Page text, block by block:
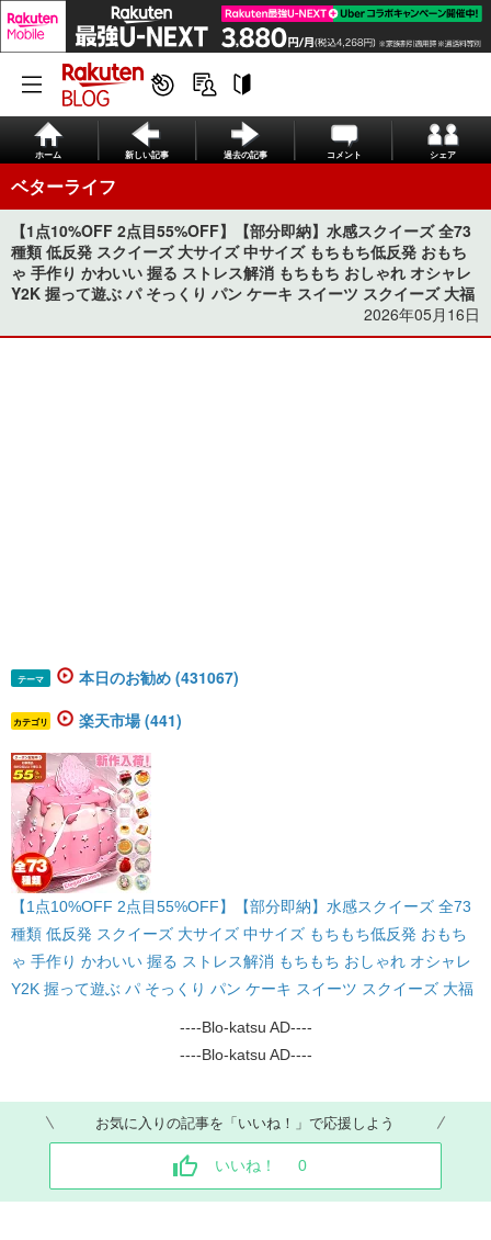
ホーム 新しい記事 過去の記事 コメント シェア
ベターライフ
【1点10%OFF 2点目55%OFF】【部分即納】水感スクイーズ 全73
種類 低反発 スクイーズ 大サイズ 中サイズ もちもち低反発 おもち
ゃ 手作り かわいい 握る ストレス解消 もちもち おしゃれ オシャレ
Y2K 握って遊ぶ パ そっくり パン ケーキ スイーツ スクイーズ 大福
2026年05月16日
テーマ 本日のお勧め (431067)
カテゴリ 楽天市場 (441)
【1点10%OFF 2点目55%OFF】【部分即納】水感スクイーズ 全73
種類 低反発 スクイーズ 大サイズ 中サイズ もちもち低反発 おもち
ゃ 手作り かわいい 握る ストレス解消 もちもち おしゃれ オシャレ
Y2K 握って遊ぶ パ そっくり パン ケーキ スイーツ スクイーズ 大福
----Blo-katsu AD----
----Blo-katsu AD----
お気に入りの記事を「いいね！」で応援しよう
いいね！ 0